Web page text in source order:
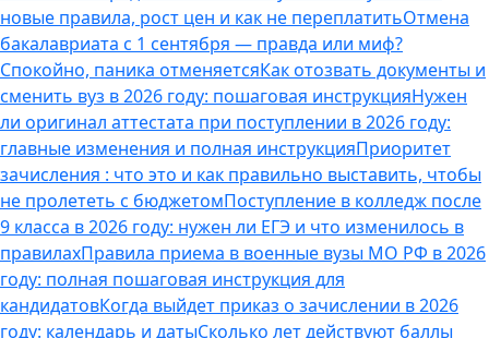
новые правила, рост цен и как не переплатитьОтмена
бакалавриата с 1 сентября — правда или миф?
Спокойно, паника отменяетсяКак отозвать документы и
сменить вуз в 2026 году: пошаговая инструкцияНужен
ли оригинал аттестата при поступлении в 2026 году:
главные изменения и полная инструкцияПриоритет
зачисления : что это и как правильно выставить, чтобы
не пролететь с бюджетомПоступление в колледж после
9 класса в 2026 году: нужен ли ЕГЭ и что изменилось в
правилахПравила приема в военные вузы МО РФ в 2026
году: полная пошаговая инструкция для
кандидатовКогда выйдет приказ о зачислении в 2026
году: календарь и датыСколько лет действуют баллы